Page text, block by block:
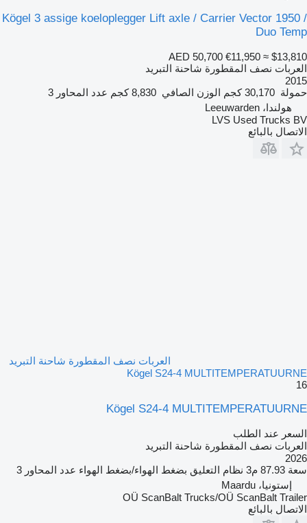
Kögel 3 assige koeloplegger Lift axle / Carrier Vector 1950 /
Duo Temp
AED 50,700 €11,950 ≈ $13,810
العربات نصف المقطورة شاحنة التبريد
2015
حمولة 30,170 كجم الوزن الصافي 8,830 كجم عدد المحاور 3
هولندا، Leeuwarden
LVS Used Trucks BV
الاتصال بالبائع
العربات نصف المقطورة شاحنة التبريد
Kögel S24-4 MULTITEMPERATUURNE
16
Kögel S24-4 MULTITEMPERATUURNE
السعر عند الطلب
العربات نصف المقطورة شاحنة التبريد
2026
سعة 87.93 م3 نظام التعليق بضغط الهواء/بضغط الهواء عدد المحاور 3
إستونيا، Maardu
OÜ ScanBalt Trucks/OÜ ScanBalt Trailer
الاتصال بالبائع